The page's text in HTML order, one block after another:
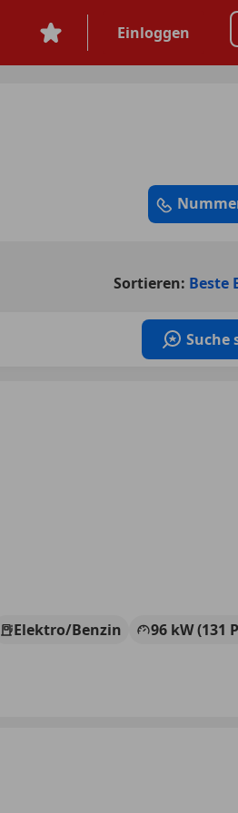
Einloggen
Sortieren: Beste
Suche
Elektro/Benzin
96 kW (131